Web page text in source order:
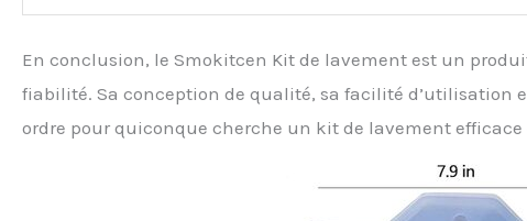
En conclusion, le Smokitcen Kit de lavement est un
fiabilité. Sa conception de qualité, sa facilité
ordre pour quiconque cherche un kit de lavement efficace